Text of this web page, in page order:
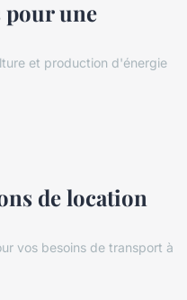
pour une
et production d'énergie
de location
vos besoins de transport à